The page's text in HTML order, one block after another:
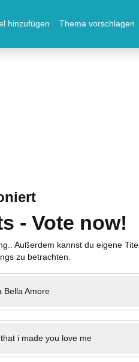
hinzufügen Thema vorschlagen
- Vote now!
Außerdem kannst du eigene Titel
zu betrachten.
Bella Amore
i made you love me